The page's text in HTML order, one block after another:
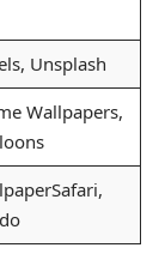
Unsplash
Wallpapers,